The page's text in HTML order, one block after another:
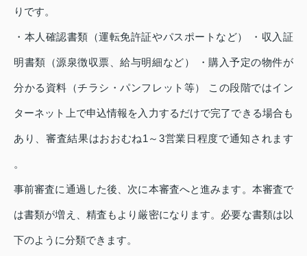
りです。
・本人確認書類（運転免許証やパスポートなど） ・収入証
明書類（源泉徴収票、給与明細など） ・購入予定の物件が
分かる資料（チラシ・パンフレット等） この段階ではイン
ターネット上で申込情報を入力するだけで完了できる場合も
あり、審査結果はおおむね1～3営業日程度で通知されます
。
事前審査に通過した後、次に本審査へと進みます。本審査で
は書類が増え、精査もより厳密になります。必要な書類は以
下のように分類できます。